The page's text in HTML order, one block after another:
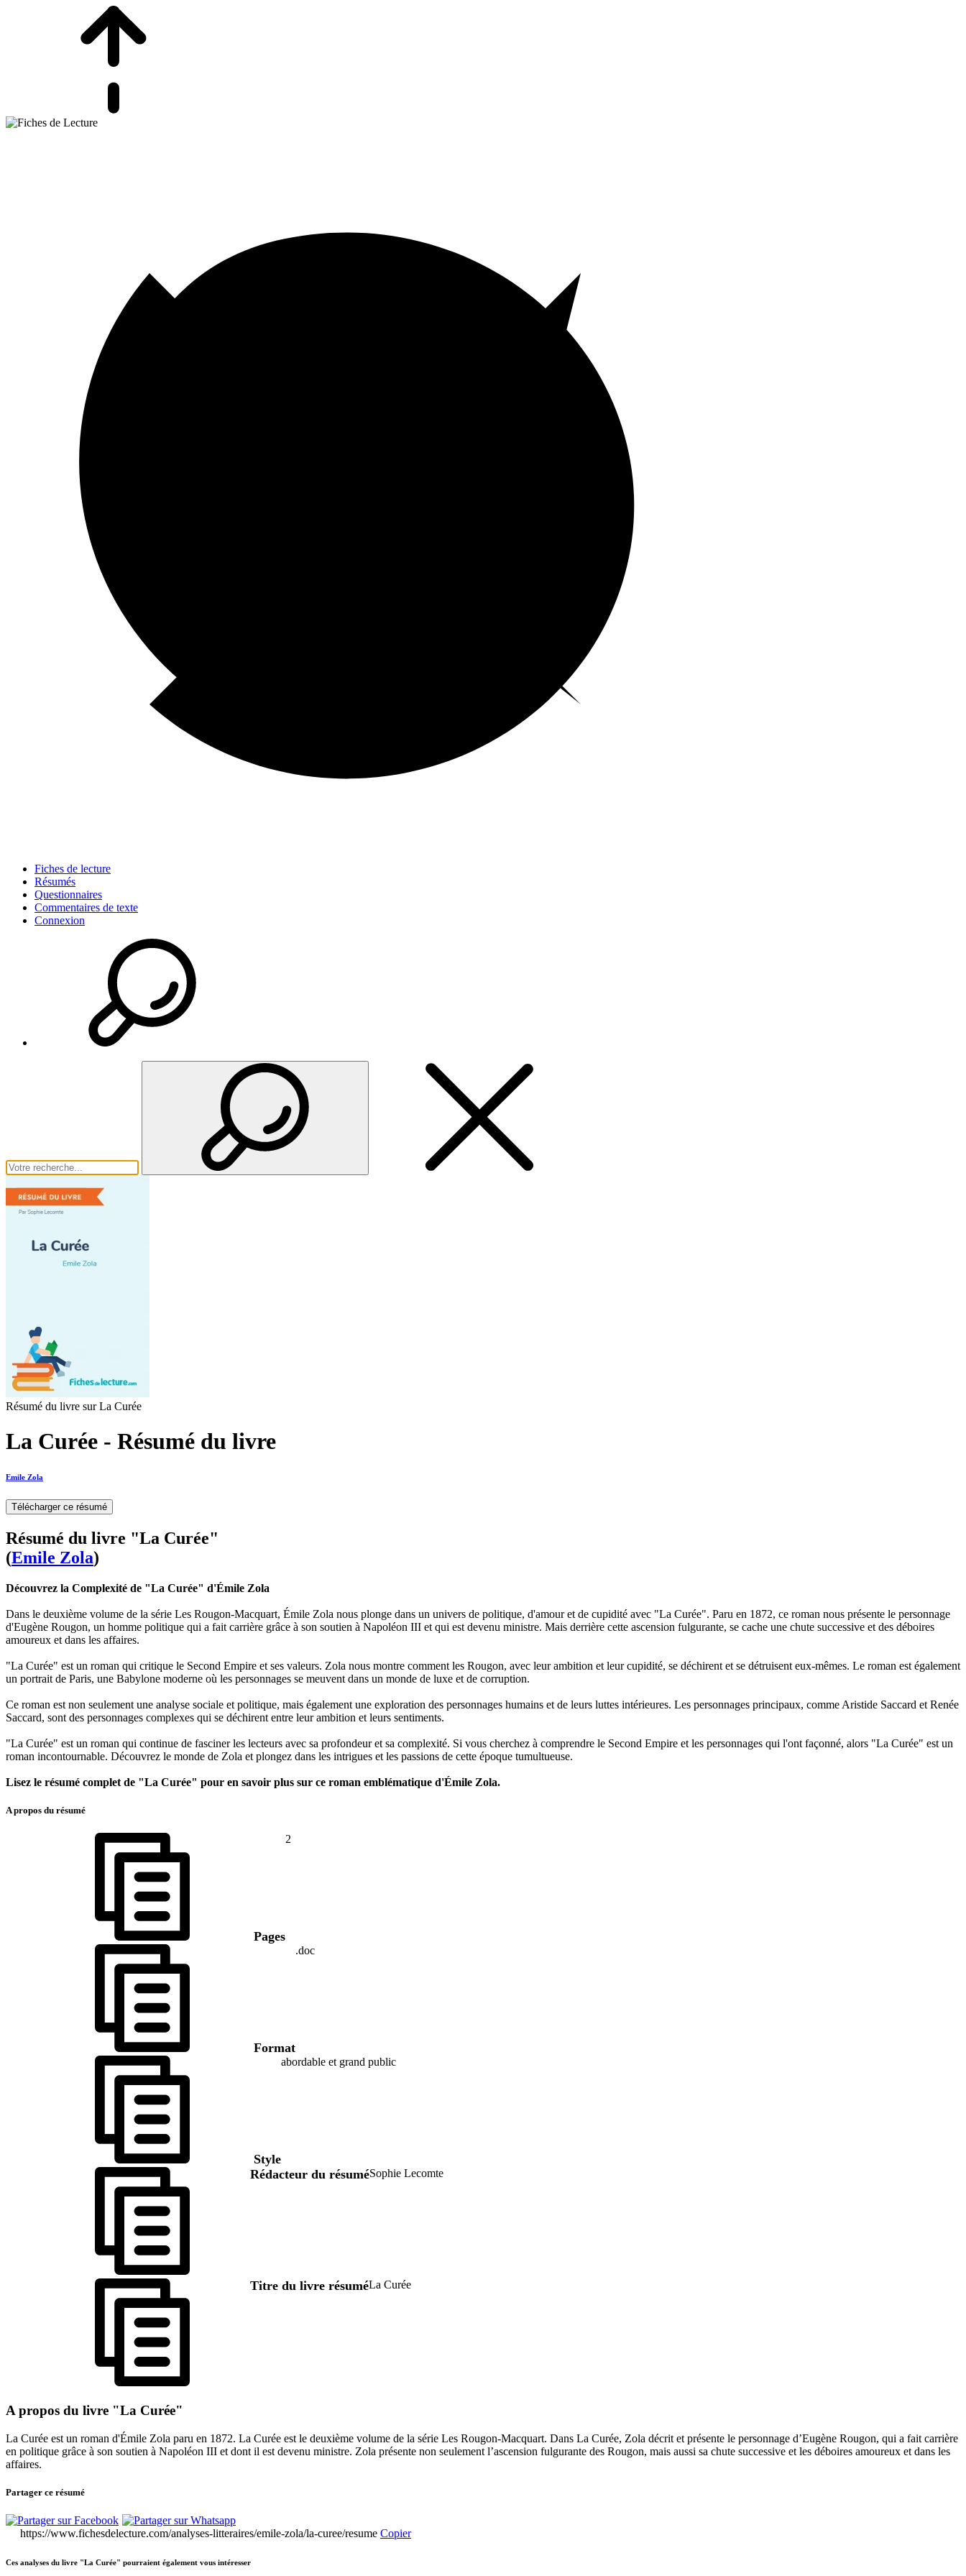
Fiches de lecture
Résumés
Questionnaires
Commentaires de texte
Connexion
Résumé du livre sur La Curée
La Curée - Résumé du livre
Emile Zola
Télécharger ce résumé
Résumé du livre "La Curée"
(Emile Zola)
Découvrez la Complexité de "La Curée" d'Émile Zola
Dans le deuxième volume de la série Les Rougon-Macquart, Émile Zola nous plonge dans un univers de politique, d'amour et de cupidité avec "La Curée". Paru en 1872, ce roman nous présente le personnage
d'Eugène Rougon, un homme politique qui a fait carrière grâce à son soutien à Napoléon III et qui est devenu ministre. Mais derrière cette ascension fulgurante, se cache une chute successive et des déboires
amoureux et dans les affaires.
"La Curée" est un roman qui critique le Second Empire et ses valeurs. Zola nous montre comment les Rougon, avec leur ambition et leur cupidité, se déchirent et se détruisent eux-mêmes. Le roman est également
un portrait de Paris, une Babylone moderne où les personnages se meuvent dans un monde de luxe et de corruption.
Ce roman est non seulement une analyse sociale et politique, mais également une exploration des personnages humains et de leurs luttes intérieures. Les personnages principaux, comme Aristide Saccard et Renée
Saccard, sont des personnages complexes qui se déchirent entre leur ambition et leurs sentiments.
"La Curée" est un roman qui continue de fasciner les lecteurs avec sa profondeur et sa complexité. Si vous cherchez à comprendre le Second Empire et les personnages qui l'ont façonné, alors "La Curée" est un
roman incontournable. Découvrez le monde de Zola et plongez dans les intrigues et les passions de cette époque tumultueuse.
Lisez le résumé complet de "La Curée" pour en savoir plus sur ce roman emblématique d'Émile Zola.
A propos du résumé
Pages
2
Format
.doc
Style
abordable et grand public
Rédacteur du résuméSophie Lecomte
Titre du livre résuméLa Curée
A propos du livre "La Curée"
La Curée est un roman d'Émile Zola paru en 1872. La Curée est le deuxième volume de la série Les Rougon-Macquart. Dans La Curée, Zola décrit et présente le personnage d’Eugène Rougon, qui a fait carrière
en politique grâce à son soutien à Napoléon III et dont il est devenu ministre. Zola présente non seulement l’ascension fulgurante des Rougon, mais aussi sa chute successive et les déboires amoureux et dans les
affaires.
Partager ce résumé
https://www.fichesdelecture.com/analyses-litteraires/emile-zola/la-curee/resume Copier
Ces analyses du livre "La Curée" pourraient également vous intéresser